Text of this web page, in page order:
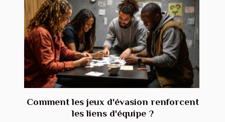
Comment les jeux d'évasion renforcent
les liens d'équipe ?